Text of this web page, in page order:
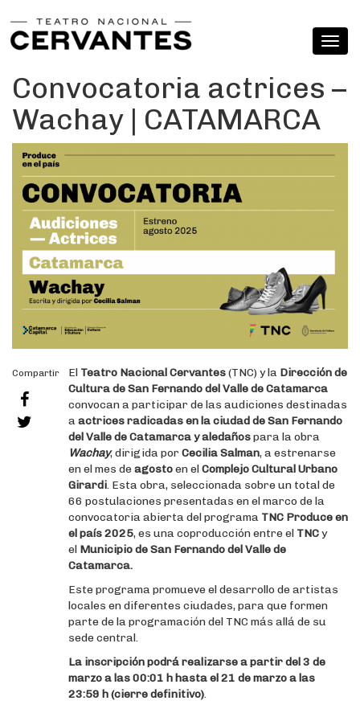
Convocatoria actrices –
Wachay | CATAMARCA
Compartir El Teatro Nacional Cervantes(TNC) y la Dirección de
Cultura de San Fernando del Valle de Catamarca
convocan a participar de las audiciones destinadas
aactrices radicadas en la ciudad de San Fernando
del Valle de Catamarca y aledañospara la obra
Wachay, dirigida por Cecilia Salman, a estrenarse
en el mes deagostoen elComplejo Cultural Urbano
Girardi. Esta obra, seleccionada sobre un total de
66 postulaciones presentadas en el marco de la
convocatoria abierta del programa TNC Produce en
el país 2025, es una coproducción entre el TNCy
el Municipio de San Fernando del Valle de
Catamarca.
Este programa promueve el desarrollo de artistas
locales en diferentes ciudades, para que formen
parte de la programación del TNC más allá de su
sede central.
La inscripción podrá realizarse a partir del 3 de
marzo a las 00:01 h hasta el 21 de marzo a las
23:59 h (cierre definitivo).